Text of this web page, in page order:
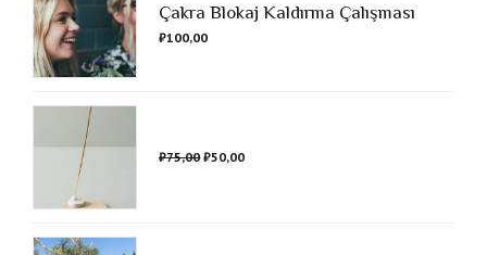
Çakra Blokaj Kaldırma Çalışması
₺100,00
₺75,00 ₺50,00